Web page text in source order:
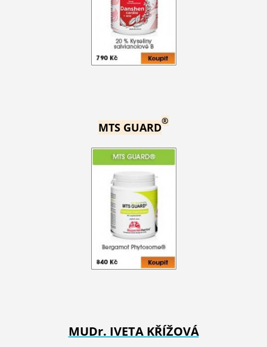
MTS GUARD®
MUDr. IVETA KŘÍŽOVÁ